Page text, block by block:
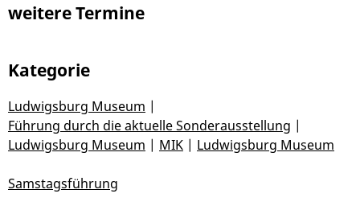
weitere Termine
Kategorie
Ludwigsburg Museum |
Führung durch die aktuelle Sonderausstellung |
Ludwigsburg Museum | MIK | Ludwigsburg Museum
Samstagsführung